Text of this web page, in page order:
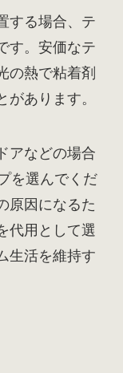
する場合、テ
す。安価なテ
の熱で粘着剤
あります。
アなどの場合
を選んでくだ
原因になるた
代用として選
生活を維持す